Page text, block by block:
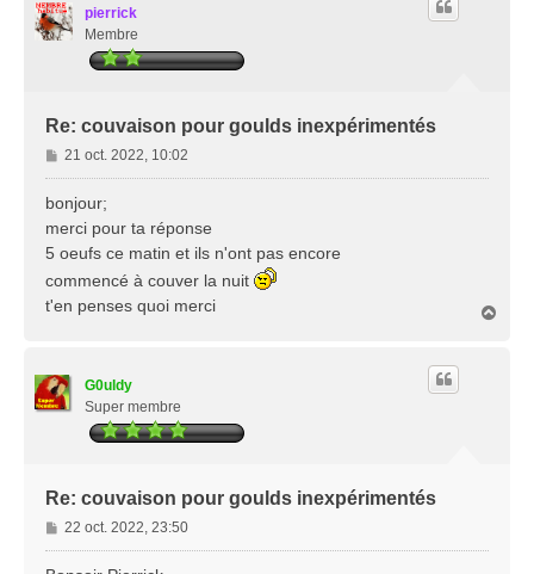
pierrick
Membre
Re: couvaison pour goulds inexpérimentés
M
e
s
g
e
21 oct. 2022, 10:02
bonjour;
merci pour ta réponse
5 oeufs ce matin et ils n'ont pas encore
commencé à couver la nuit
t'en penses quoi merci
G0uldy
Super membre
Re: couvaison pour goulds inexpérimentés
M
e
22 oct. 2022, 23:50